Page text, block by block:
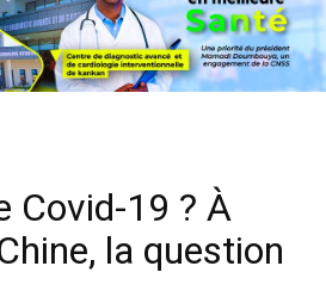
Covid-19 ? À
la question